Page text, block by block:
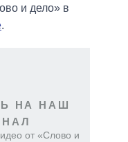
и дело» в
.
НА НАШ
от «Слово и